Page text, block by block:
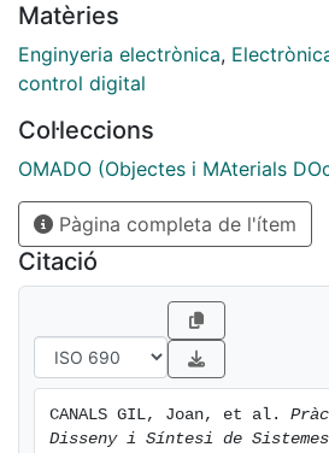
digital, oferint una orientació pas
d'un dispositiu mestre del bus
totes les etapes, des de la
final en una FPGA, amb l'objectiu
d'interactuar de manera efectiva
Aquesta guia es presenta com
per a l'assoliment de
l'àmbit de la síntesi digital.
Matèries
Enginyeria electrònica,
control digital
Col·leccions
OMADO (Objectes i MAterials
Pàgina completa de l'ítem
Citació
CANALS GIL, Joan, et al.
Disseny i Síntesi de